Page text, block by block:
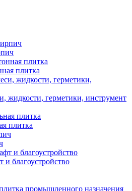
плитка
жидкости, герметики, инструмент
плитка
благоустройство